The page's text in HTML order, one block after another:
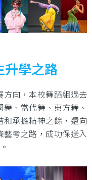
升學之路
向，本校舞蹈組過去
、當代舞、東方舞、
承擔精神之餘，還向
考之路，成功保送入